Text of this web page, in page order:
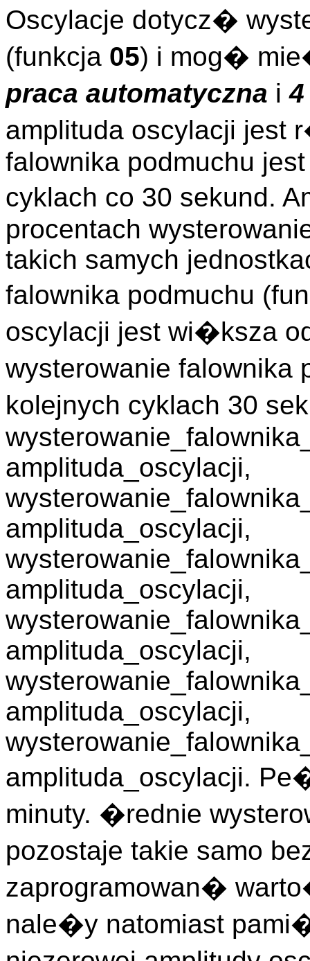
Oscylacje dotycz�
(funkcja 05) i mog�
praca automatyczna i
amplituda oscylacji jest
falownika podmuchu
cyklach co 30 sekund.
procentach
takich samych
falownika podmuchu
oscylacji jest wi�ksza
wysterowanie
kolejnych cyklach 30
amplituda_oscylacji,
amplituda_oscylacji,
amplituda_oscylacji,
amplituda_oscylacji,
amplituda_oscylacji,
amplituda_oscylacji.
minuty. �rednie
pozostaje takie samo
zaprogramowan�
nale�y natomiast